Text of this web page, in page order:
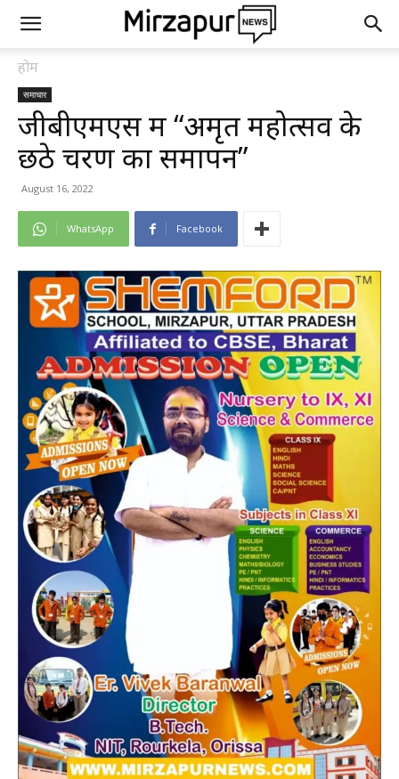
होम
समाचार
जीबीएमएस में “अमृत महोत्सव के
छठे चरण का समापन”
August 16, 2022
WhatsApp Facebook